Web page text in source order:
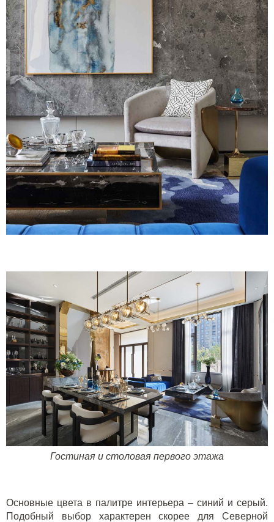
Гостиная и столовая первого этажа
Основные цвета в палитре интерьера – синий и серый.
Подобный выбор характерен скорее для Северной